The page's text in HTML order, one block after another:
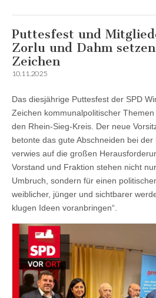
Puttesfest und
Zorlu und Dahm
Zeichen
10.11.2025
Das diesjährige Puttesfest der SPD
Zeichen kommunalpolitischer
den Rhein-Sieg-Kreis. Der neue
betonte das gute Abschneiden bei
verwies auf die großen
Vorstand und Fraktion stehen nicht
Umbruch, sondern für einen
weiblicher, jünger und sichtbarer
klugen Ideen voranbringen“.